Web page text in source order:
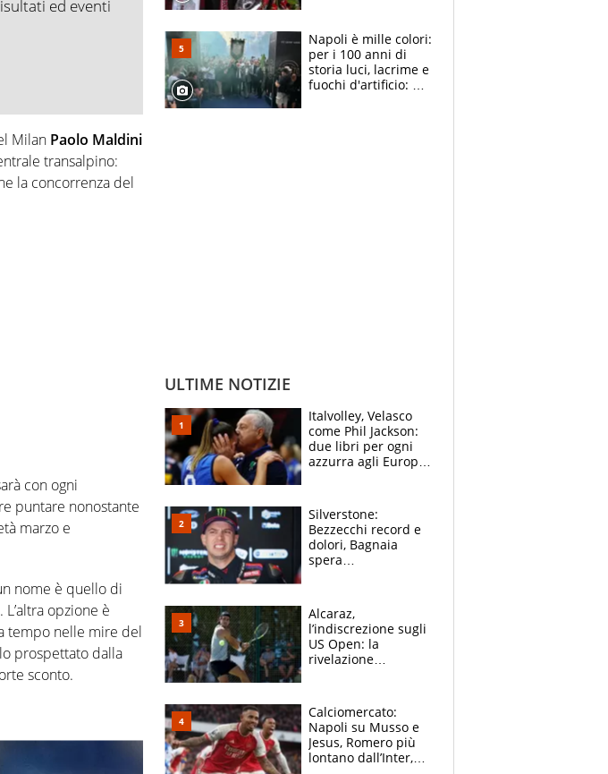
ed eventi
Milan Paolo Maldini
transalpino:
la concorrenza del
con ogni
puntare nonostante
marzo e
nome è quello di
opzione è
tempo nelle mire del
prospettato dalla
sconto.
bigliettini
Napoli è mille colori:
per i 100 anni di
storia luci, lacrime e
fuochi d'artificio: De
ULTIME NOTIZIE
Italvolley, Velasco
come Phil Jackson:
due libri per ogni
azzurra agli Europei.
Silverstone:
Bezzecchi record e
dolori, Bagnaia
spera
e vota Aprilia
Alcaraz,
l’indiscrezione sugli
US Open: la
rivelazione
B. Rune verso la
rinuncia
Calciomercato:
Napoli su Musso e
Jesus, Romero più
lontano dall’Inter,